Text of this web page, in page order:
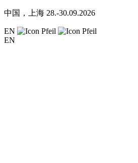
中国，上海 28.-30.09.2026
EN
EN